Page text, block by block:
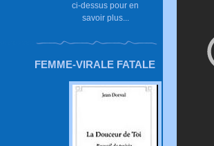
ci-dessus pour en
savoir plus...
FEMME-VIRALE FATALE